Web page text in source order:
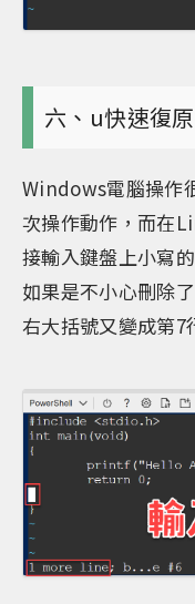
六、u快速復
Windows電腦操作
次操作動作，而在
接輸入鍵盤上小寫
如果是不小心刪除
右大括號又變成第7